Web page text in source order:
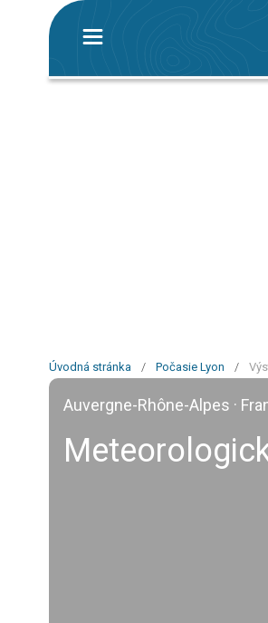
Úvodná stránka / Počasie Lyon /
Auvergne-Rhône-Alpes ·